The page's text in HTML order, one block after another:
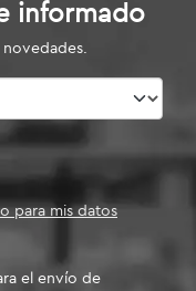
informado
para mis datos
el envío de